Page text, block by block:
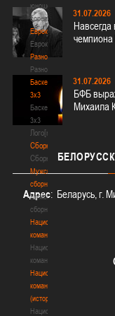
юношеские
соревнования
Еврокубки
Еврокубки
Разное
Разное
Баскетбол
3х3
Баскетбол
3х3
Лого[modid=121]
Сборные
Сборные
Мужские
сборные
Мужские
сборные
Национальная
команда
Национальная
команда
Национальная
команда
(история)
Национальная
31.07.2026
Навсегда
31.07.2026
БФБ
Михаила
Адрес: Беларусь, г.